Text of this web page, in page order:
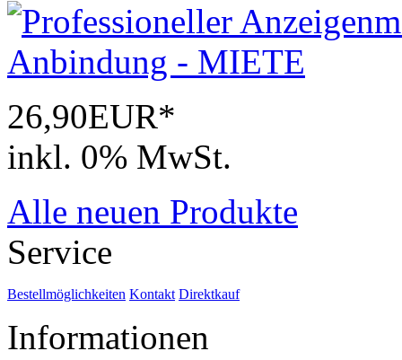
26,90EUR*
inkl. 0% MwSt.
Alle neuen Produkte
Service
Bestellmöglichkeiten Kontakt Direktkauf
Informationen